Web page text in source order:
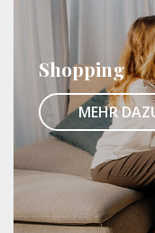
Shopping
MEHR